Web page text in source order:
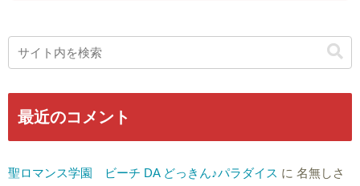
最近のコメント
聖ロマンス学園 ビーチ DA どっきん♪パラダイス に 名無しさ